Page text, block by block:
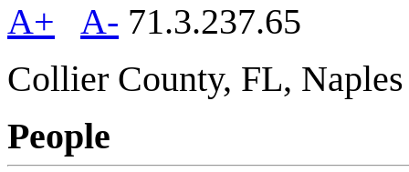
A+
A- 71.3.237.65
Collier County, FL,
People